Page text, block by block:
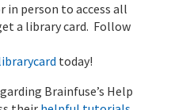
in person to access all
a library card. Follow
today!
Brainfuse’s Help